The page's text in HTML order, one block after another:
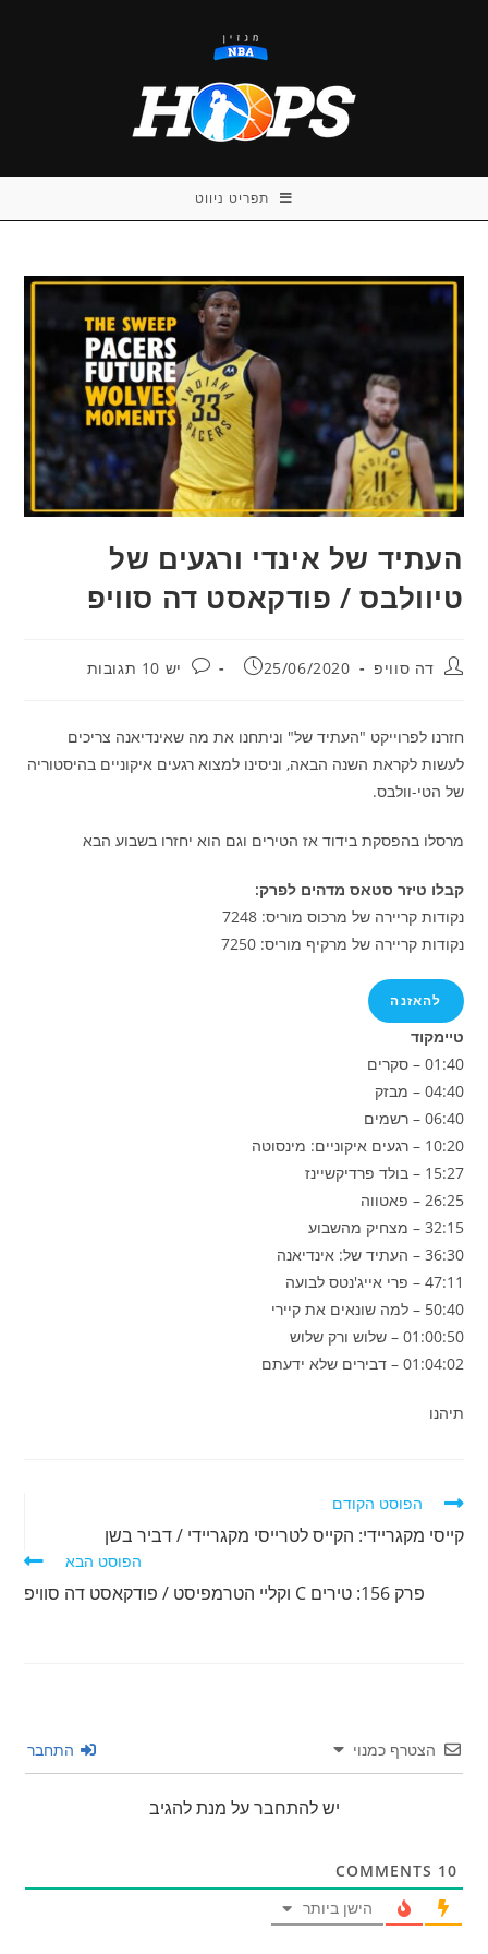
תפריט ניווט
העתיד של אינדי ורגעים של
טיוולבס / פודקאסט דה סוויפ
מחבר:דה סוויפ פורסם:
25/06/2020 תגובות:
יש 10 תגובות
חזרנו לפרוייקט "העתיד של" וניתחנו את מה שאינדיאנה צריכים
לעשות לקראת השנה הבאה, וניסינו למצוא רגעים איקוניים בהיסטוריה
של הטי-וולבס.
מרסלו בהפסקת בידוד אז הטירים וגם הוא יחזרו בשבוע הבא
קבלו טיזר סטאס מדהים לפרק:
נקודות קריירה של מרכוס מוריס: 7248
נקודות קריירה של מרקיף מוריס: 7250
להאזנה
טיימקוד
01:40 – סקרים
04:40 – מבזק
06:40 – רשמים
10:20 – רגעים איקוניים: מינסוטה
15:27 – בולד פרדיקשיינז
26:25 – פאטווה
32:15 – מצחיק מהשבוע
36:30 – העתיד של: אינדיאנה
47:11 – פרי אייג'נטס לבועה
50:40 – למה שונאים את קיירי
01:00:50 – שלוש ורק שלוש
01:04:02 – דבירים שלא ידעתם
תיהנו
לקרוא
נוספים
הפוסט הקודם
קייסי מקגריידי: הקייס לטרייסי מקגריידי / דביר בשן
הפוסט הבא
פרק 156: טירים C וקליי הטרמפיסט / פודקאסט דה סוויפ
הצטרף כמנוי התחבר
יש להתחבר על מנת להגיב
10
הישן ביותר